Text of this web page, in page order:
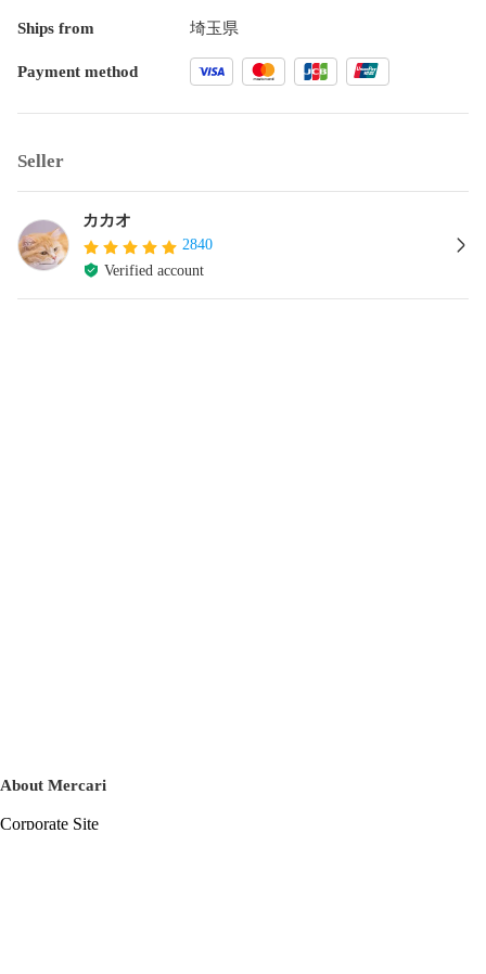
Ships from 埼玉県
Payment method
Seller
カカオ
2840
Verified account
About Mercari
Corporate Site